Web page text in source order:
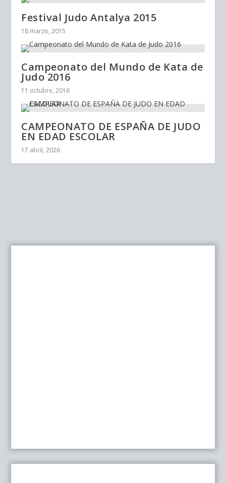
Festival Judo Antalya 2015
18 marzo, 2015
Campeonato del Mundo de Kata de
Judo 2016
11 octubre, 2016
CAMPEONATO DE ESPAÑA DE JUDO
EN EDAD ESCOLAR
17 abril, 2026